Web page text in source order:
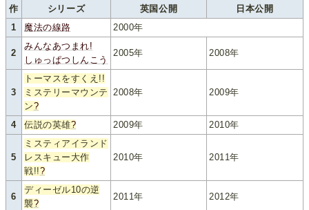
作 シリーズ 英国公開
日本公開
1
魔法の線路 2000年
2
みんなあつまれ!
しゅっぱつしんこう
2005年 2008年
3
トーマスをすくえ!!
ミステリーマウンテ
ン?
2008年 2009年
4 伝説の英雄? 2009年 2010年
5
ミスティアイランド
レスキュー大作
戦!!?
2010年 2011年
6
ディーゼル10の逆
襲?
2011年 2012年